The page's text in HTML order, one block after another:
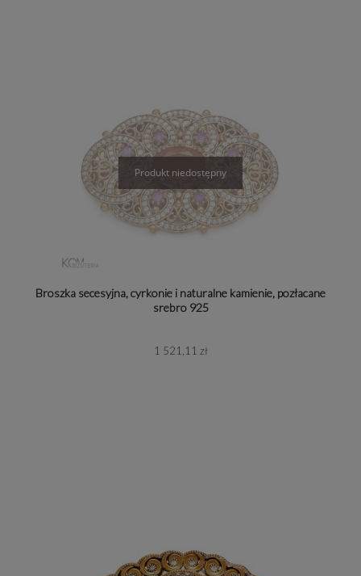
Broszka secesyjna, cyrkonie i naturalne kamienie, pozłacane
srebro 925
1 521,11 zł